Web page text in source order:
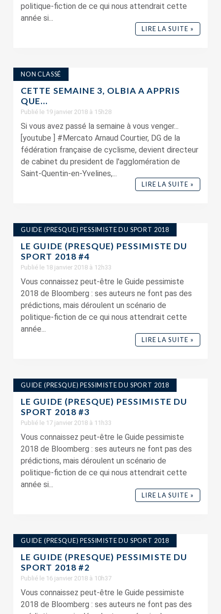
politique-fiction de ce qui nous attendrait cette
année si...
LIRE LA SUITE »
NON CLASSÉ
CETTE SEMAINE 3, OLBIA A APPRIS
QUE…
Publié le 19 janvier 2018 à 15h28
Si vous avez passé la semaine à vous venger...
[youtube ] #Mercato Arnaud Courtier, DG de la
fédération française de cyclisme, devient directeur
de cabinet du president de l'agglomération de
Saint-Quentin-en-Yvelines,...
LIRE LA SUITE »
GUIDE (PRESQUE) PESSIMISTE DU SPORT 2018
LE GUIDE (PRESQUE) PESSIMISTE DU
SPORT 2018 #4
Publié le 18 janvier 2018 à 12h33
Vous connaissez peut-être le Guide pessimiste
2018 de Bloomberg : ses auteurs ne font pas des
prédictions, mais déroulent un scénario de
politique-fiction de ce qui nous attendrait cette
année...
LIRE LA SUITE »
GUIDE (PRESQUE) PESSIMISTE DU SPORT 2018
LE GUIDE (PRESQUE) PESSIMISTE DU
SPORT 2018 #3
Publié le 17 janvier 2018 à 11h33
Vous connaissez peut-être le Guide pessimiste
2018 de Bloomberg : ses auteurs ne font pas des
prédictions, mais déroulent un scénario de
politique-fiction de ce qui nous attendrait cette
année si...
LIRE LA SUITE »
GUIDE (PRESQUE) PESSIMISTE DU SPORT 2018
LE GUIDE (PRESQUE) PESSIMISTE DU
SPORT 2018 #2
Publié le 16 janvier 2018 à 10h37
Vous connaissez peut-être le Guide pessimiste
2018 de Bloomberg : ses auteurs ne font pas des